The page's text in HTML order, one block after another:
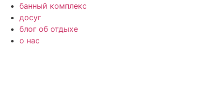
банный комплекс
досуг
блог об отдыхе
о нас